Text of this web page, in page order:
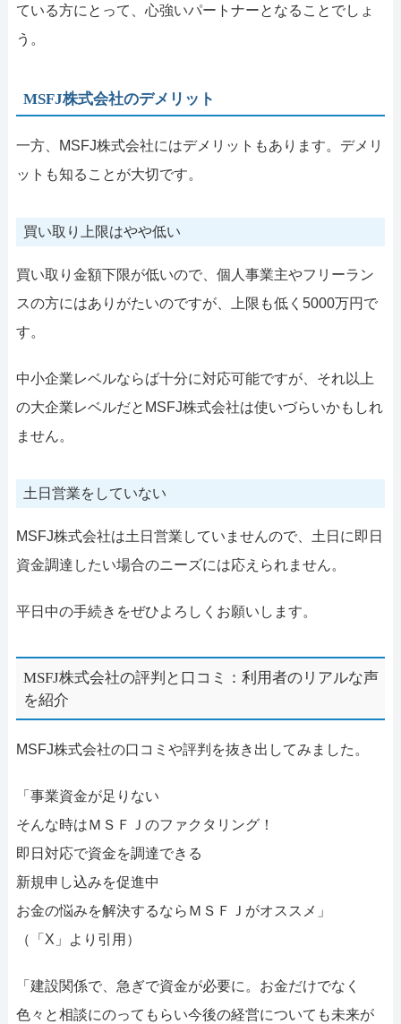
ている方にとって、心強いパートナーとなることでしょ
う。
MSFJ株式会社のデメリット
一方、MSFJ株式会社にはデメリットもあります。デメリ
ットも知ることが大切です。
買い取り上限はやや低い
買い取り金額下限が低いので、個人事業主やフリーラン
スの方にはありがたいのですが、上限も低く5000万円で
す。
中小企業レベルならば十分に対応可能ですが、それ以上
の大企業レベルだとMSFJ株式会社は使いづらいかもしれ
ません。
土日営業をしていない
MSFJ株式会社は土日営業していませんので、土日に即日
資金調達したい場合のニーズには応えられません。
平日中の手続きをぜひよろしくお願いします。
MSFJ株式会社の評判と口コミ：利用者のリアルな声
を紹介
MSFJ株式会社の口コミや評判を抜き出してみました。
「事業資金が足りない
そんな時はＭＳＦＪのファクタリング！
即日対応で資金を調達できる
新規申し込みを促進中
お金の悩みを解決するならＭＳＦＪがオススメ」
（「X」より引用）
「建設関係で、急ぎで資金が必要に。お金だけでなく
色々と相談にのってもらい今後の経営についても未来が